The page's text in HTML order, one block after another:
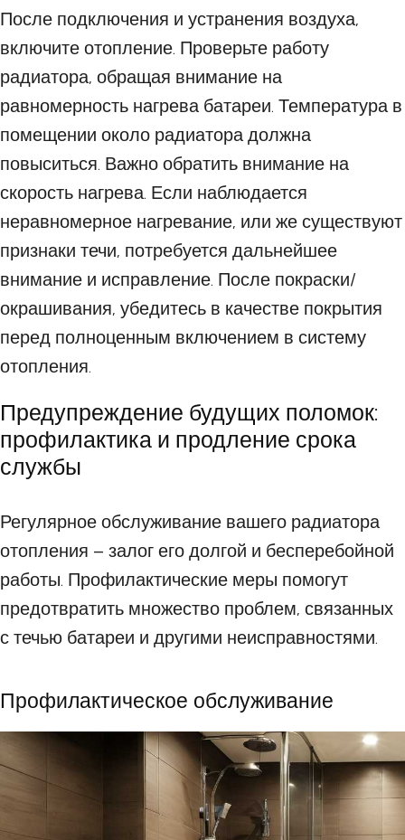
После подключения и устранения воздуха,
включите отопление. Проверьте работу
радиатора, обращая внимание на
равномерность нагрева батареи. Температура в
помещении около радиатора должна
повыситься. Важно обратить внимание на
скорость нагрева. Если наблюдается
неравномерное нагревание, или же существуют
признаки течи, потребуется дальнейшее
внимание и исправление. После покраски/
окрашивания, убедитесь в качестве покрытия
перед полноценным включением в систему
отопления.
Предупреждение будущих поломок:
профилактика и продление срока
службы
Регулярное обслуживание вашего радиатора
отопления – залог его долгой и бесперебойной
работы. Профилактические меры помогут
предотвратить множество проблем, связанных
с течью батареи и другими неисправностями.
Профилактическое обслуживание